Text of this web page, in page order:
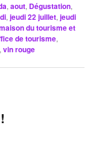
,aout, Dégustation,
,jeudi 22 juillet,jeudi
du tourisme et
de tourisme,
,vin rouge